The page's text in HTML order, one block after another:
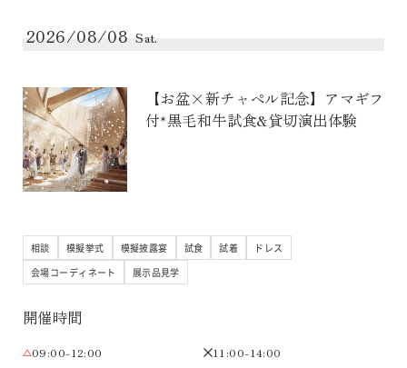
2026/08/08 Sat.
【お盆×新チャペル記念】アマギフ
付*黒毛和牛試食&貸切演出体験
相談 模擬挙式 模擬披露宴 試食 試着
ドレス
会場コーディネート
展示品見学
開催時間
09:00-12:00
11:00-14:00